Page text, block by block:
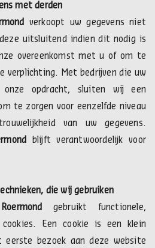
met derden
verkoopt uw gegevens niet
uitsluitend indien dit nodig is
overeenkomst met u of om te
verplichting. Met bedrijven die uw
onze opdracht, sluiten wij een
te zorgen voor eenzelfde niveau
van uw gegevens.
blijft verantwoordelijk voor
die wij gebruiken
gebruikt functionele,
Een cookie is een klein
bezoek aan deze website